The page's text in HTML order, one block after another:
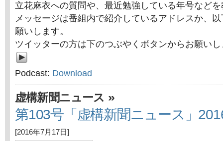
立花麻衣への質問や、最近勉強している年号など
メッセージは番組内で紹介しているアドレスか、
願いします。
ツイッターの方は下のつぶやくボタンからお願い
Podcast: Download
虚構新聞ニュース »
第103号「虚構新聞ニュース」
[2016年7月17日]